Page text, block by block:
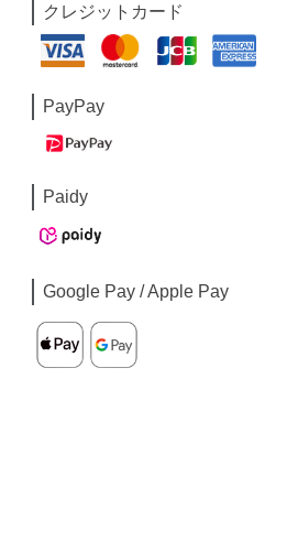
クレジットカード
PayPay
Paidy
Google Pay / Apple Pay